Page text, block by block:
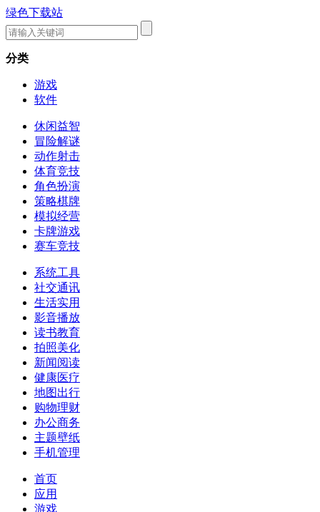
绿色下载站
分类
游戏
软件
休闲益智
冒险解谜
动作射击
体育竞技
角色扮演
策略棋牌
模拟经营
卡牌游戏
赛车竞技
系统工具
社交通讯
生活实用
影音播放
读书教育
拍照美化
新闻阅读
健康医疗
地图出行
购物理财
办公商务
主题壁纸
手机管理
首页
应用
游戏